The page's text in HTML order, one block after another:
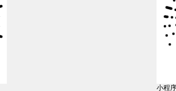
小程